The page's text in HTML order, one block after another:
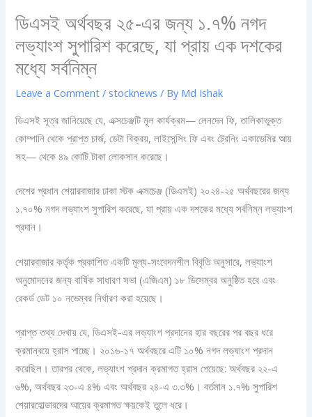
ডিএসই অর্থবছর ২৫-এর জন্য ১.৭% নগদ
লভ্যাংশ সুপারিশ করেছে, যা প্রায় এক দশকের
মধ্যে সর্বনিম্ন
Leave a Comment / stocknews / By Md Ishak
ডিএসই সূত্র জানিয়েছে যে, এক্সচেঞ্জটি মূল কার্যক্রম— লেনদেন ফি, তালিকাভুক্ত
কোম্পানি থেকে প্রাপ্ত চার্জ, ডেটা বিক্রয়, লাইসেন্সিং ফি এবং ট্রেনিং একাডেমির আয়
সহ— থেকে ৪৯ কোটি টাকা লোকসান করেছে।
দেশের প্রধান শেয়ারবাজার ঢাকা স্টক এক্সচেঞ্জ (ডিএসই) ২০২৪-২৫ অর্থবছরের জন্য
১.৭০% নগদ লভ্যাংশ সুপারিশ করেছে, যা প্রায় এক দশকের মধ্যে সর্বনিম্ন লভ্যাংশ
প্রদান।
শেয়ারবাজার কর্তৃক প্রকাশিত একটি মূল্য-সংবেদনশীল বিবৃতি অনুসারে, লভ্যাংশ
অনুমোদনের জন্য বার্ষিক সাধারণ সভা (এজিএম) ১৮ ডিসেম্বর অনুষ্ঠিত হবে এবং
রেকর্ড ডেট ১০ নভেম্বর নির্ধারণ করা হয়েছে।
প্রাপ্ত তথ্য দেখায় যে, ডিএসই-এর লভ্যাংশ প্রদানের হার বছরের পর বছর ধরে
ক্রমান্বয়ে হ্রাস পাচ্ছে। ২০১৬-১৭ অর্থবছরে এটি ১০% নগদ লভ্যাংশ প্রদান
করেছিল। তারপর থেকে, লভ্যাংশ প্রদান ক্রমাগত হ্রাস পেয়েছে: অর্থবছর ২২-এ
৬%, অর্থবছর ২৩-এ ৪% এবং অর্থবছর ২৪-এ ৩.৩%। বর্তমান ১.৭% সুপারিশ
শেয়ারহোল্ডারদের আয়ের ক্রমাগত ক্ষয়কেই তুলে ধরে।